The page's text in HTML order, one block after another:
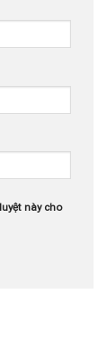
này cho